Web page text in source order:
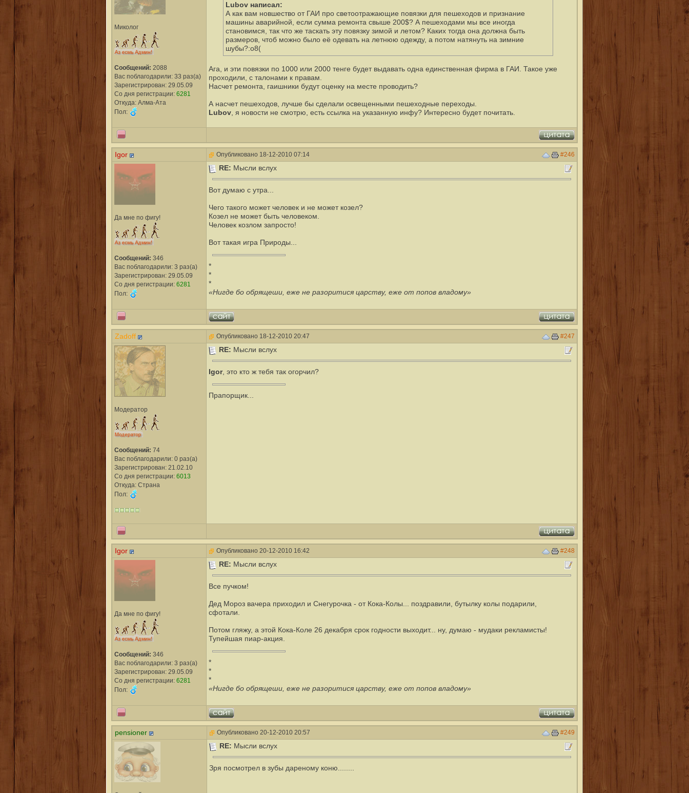
Миколог
Сообщений: 2088
Вас поблагодарили: 33 раз(а)
Зарегистрирован: 29.05.09
Со дня регистрации: 6281
Откуда: Алма-Ата
Пол:
Lubov написал:
А как вам новшество от ГАИ про светоотражающие повязки для пешеходов и признание
машины аварийной, если сумма ремонта свыше 200$? А пешеходами мы все иногда
становимся, так что же таскать эту повязку зимой и летом? Каких тогда она должна быть
размеров, чтоб можно было её одевать на летнюю одежду, а потом натянуть на зимние
шубы?:o8(
Ага, и эти повязки по 1000 или 2000 тенге будет выдавать одна единственная фирма в ГАИ. Такое уже
проходили, с талонами к правам.
Насчет ремонта, гаишники будут оценку на месте проводить?
А насчет пешеходов, лучше бы сделали освещенными пешеходные переходы.
Lubov, я новости не смотрю, есть ссылка на указанную инфу? Интересно будет почитать.
Igor #246
Опубликовано 18-12-2010 07:14
Да мне по фигу!
Сообщений: 346
Вас поблагодарили: 3 раз(а)
Зарегистрирован: 29.05.09
Со дня регистрации: 6281
Пол:
RE: Мысли вслух
Вот думаю с утра...
Чего такого может человек и не может козел?
Козел не может быть человеком.
Человек козлом запросто!
Вот такая игра Природы...
*
*
*
«Нигде бо обрящеши, еже не разоритися царству, еже от попов владому»
Zadoff #247
Опубликовано 18-12-2010 20:47
Модератор
Сообщений: 74
Вас поблагодарили: 0 раз(а)
Зарегистрирован: 21.02.10
Со дня регистрации: 6013
Откуда: Страна
Пол:
RE: Мысли вслух
Igor, это кто ж тебя так огорчил?
Прапорщик...
Igor #248
Опубликовано 20-12-2010 16:42
Да мне по фигу!
Сообщений: 346
Вас поблагодарили: 3 раз(а)
Зарегистрирован: 29.05.09
Со дня регистрации: 6281
Пол:
RE: Мысли вслух
Все пучком!
Дед Мороз вачера приходил и Снегурочка - от Кока-Колы... поздравили, бутылку колы подарили,
сфотали.
Потом гляжу, а этой Кока-Коле 26 декабря срок годности выходит... ну, думаю - мудаки рекламисты!
Тупейшая пиар-акция.
*
*
*
«Нигде бо обрящеши, еже не разоритися царству, еже от попов владому»
pensioner #249
Опубликовано 20-12-2010 20:57
RE: Мысли вслух
Зря посмотрел в зубы дареному коню........